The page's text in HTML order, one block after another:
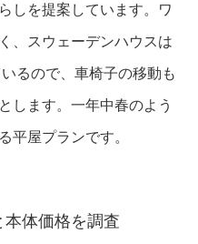
しを提案しています。ワ
、スウェーデンハウスは
るので、車椅子の移動も
します。一年中春のよう
平屋プランです。
体価格を調査